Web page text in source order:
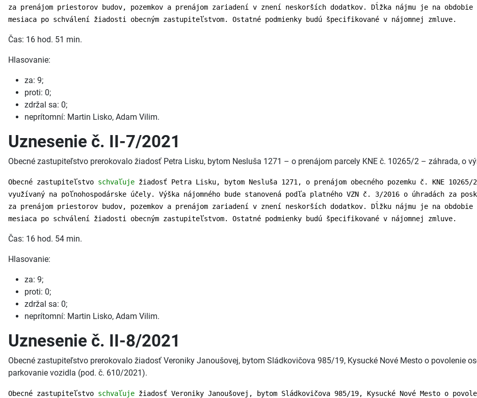
za prenájom priestorov budov, pozemkov a prenájom zariadení v znení neskorších dodatkov. Dĺžka nájmu je na
mesiaca po schválení žiadosti obecným zastupiteľstvom. Ostatné podmienky budú špecifikované v nájomnej zmluve.
Čas: 16 hod. 51 min.
Hlasovanie:
za: 9;
proti: 0;
zdržal sa: 0;
neprítomní: Martin Lisko, Adam Vilim.
Uznesenie č. II-7/2021
Obecné zastupiteľstvo prerokovalo žiadosť Petra Lisku, bytom Nesluša 1271 – o prenájom parcely KNE č. 10265/2 – záhrada, o
Obecné zastupiteľstvo schvaľuje žiadosť Petra Lisku, bytom Nesluša 1271, o prenájom obecného pozemku č. KNE
využívaný na poľnohospodárske účely. Výška nájomného bude stanovená podľa platného VZN č. 3/2016 o úhradách za
za prenájom priestorov budov, pozemkov a prenájom zariadení v znení neskorších dodatkov. Dĺžku nájmu je na
mesiaca po schválení žiadosti obecným zastupiteľstvom. Ostatné podmienky budú špecifikované v nájomnej zmluve.
Čas: 16 hod. 54 min.
Hlasovanie:
za: 9;
proti: 0;
zdržal sa: 0;
neprítomní: Martin Lisko, Adam Vilim.
Uznesenie č. II-8/2021
Obecné zastupiteľstvo prerokovalo žiadosť Veroniky Janoušovej, bytom Sládkovičova 985/19, Kysucké Nové Mesto o povolenie
parkovanie vozidla (pod. č. 610/2021).
Obecné zastupiteľstvo schvaľuje žiadosť Veroniky Janoušovej, bytom Sládkovičova 985/19, Kysucké Nové Mesto o